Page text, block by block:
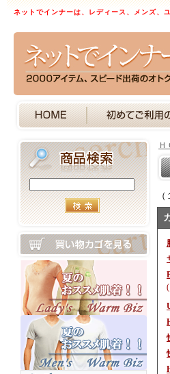
ネットでインナーは、レディース、メンズ、
Ｈ